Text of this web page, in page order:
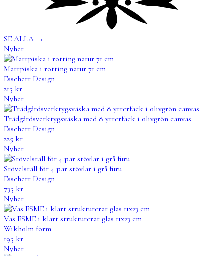
SE ALLA →
Nyhet
Mattpiska i rotting natur 71 cm
Esschert Design
215 kr
Nyhet
Trädgårdsverktygsväska med 8 ytterfack i olivgrön canvas
Esschert Design
225 kr
Nyhet
Stövelställ för 4 par stövlar i grå furu
Esschert Design
735 kr
Nyhet
Vas ESME i klart strukturerat glas 11x23 cm
Wikholm form
195 kr
Nyhet